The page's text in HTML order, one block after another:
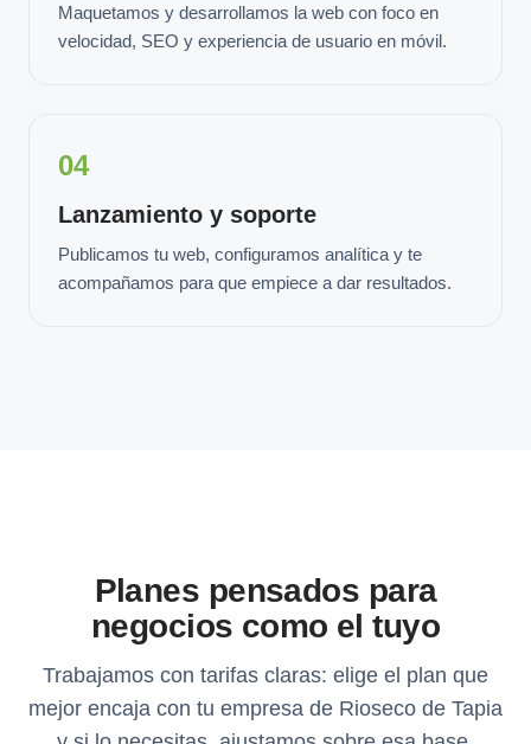
Maquetamos y desarrollamos la web con foco en
velocidad, SEO y experiencia de usuario en móvil.
04
Lanzamiento y soporte
Publicamos tu web, configuramos analítica y te
acompañamos para que empiece a dar resultados.
Planes pensados para
negocios como el tuyo
Trabajamos con tarifas claras: elige el plan que
mejor encaja con tu empresa de Rioseco de Tapia